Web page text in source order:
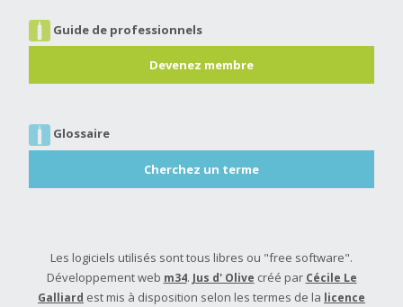
Guide de professionnels
Devenez membre
Glossaire
Cherchez un terme
Les logiciels utilisés sont tous libres ou "free software".
Développement web m34. Jus d' Olive créé par Cécile Le
Galliard est mis à disposition selon les termes de la licence